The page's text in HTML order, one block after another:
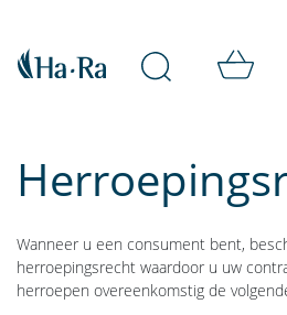
Wanneer u een consument bent,
herroepingsrecht waardoor u uw
herroepen overeenkomstig de